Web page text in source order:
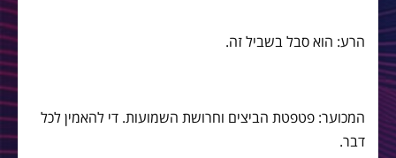
הרע: הוא סבל בשביל זה.
המכוער: פטפטת הביצים וחרושת השמועות. די להאמין לכל
דבר.